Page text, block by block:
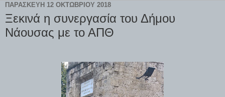
ΠΑΡΑΣΚΕΥΉ 12 ΟΚΤΩΒΡΊΟΥ 2018
Ξεκινά η συνεργασία του Δήμου
Νάουσας με το ΑΠΘ